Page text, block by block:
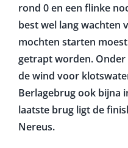
rond 0 en een flinke
best wel lang wachten
mochten starten
getrapt worden.
de wind voor
Berlagebrug ook bijna
laatste brug ligt de
Nereus.